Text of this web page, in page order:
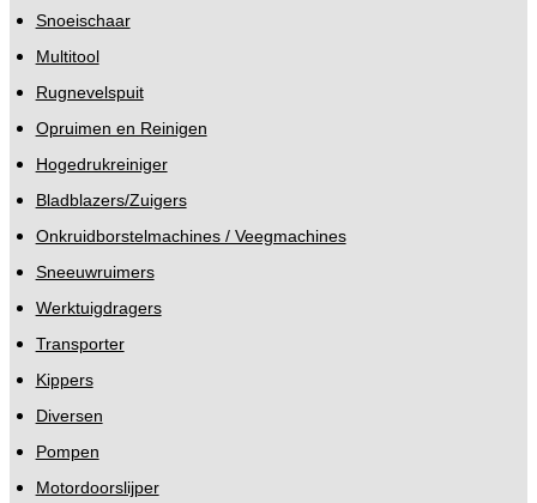
Snoeischaar
Multitool
Rugnevelspuit
Opruimen en Reinigen
Hogedrukreiniger
Bladblazers/Zuigers
Onkruidborstelmachines / Veegmachines
Sneeuwruimers
Werktuigdragers
Transporter
Kippers
Diversen
Pompen
Motordoorslijper